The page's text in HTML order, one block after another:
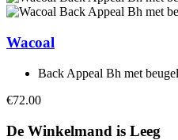
Wacoal
Back Appeal Bh met
€72.00
De Winkelmand is Leeg